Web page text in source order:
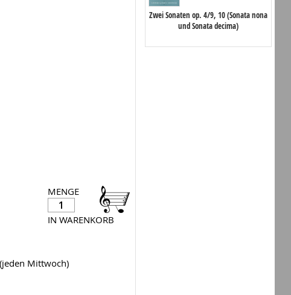
MENGE
IN WARENKORB
Mittwoch)
Zwei Sonaten op. 4/9, 10 (Sonata nona
und Sonata decima)